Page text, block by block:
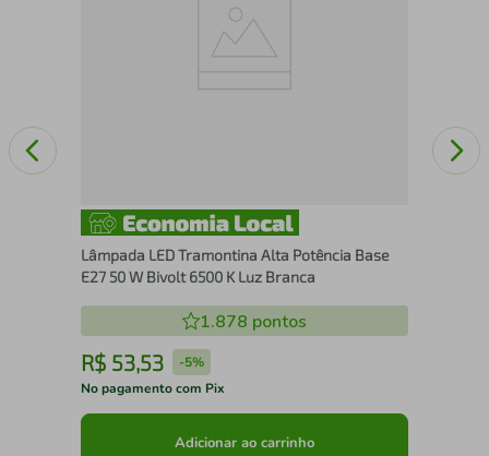
Lâmpada LED Tramontina Alta Potência Base
E27 50 W Bivolt 6500 K Luz Branca
1.878 pontos
R$ 53,53 -5%
No pagamento com Pix
Adicionar ao carrinho